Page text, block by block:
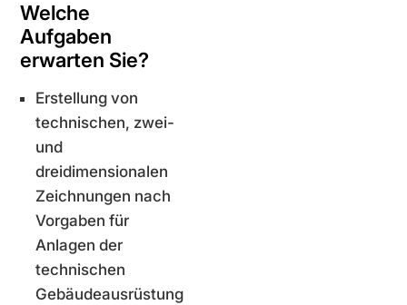
Welche
Aufgaben
erwarten Sie?
Erstellung von
technischen, zwei-
und
dreidimensionalen
Zeichnungen nach
Vorgaben für
Anlagen der
technischen
Gebäudeausrüstung